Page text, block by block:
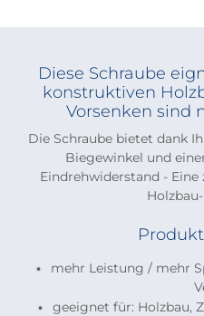
Diese Schraube
konstruktiven
Vorsenken sind
Die Schraube bietet dank
Biegewinkel und
Eindrehwiderstand -
mehr Leistung / mehr
geeignet für: Holzbau,